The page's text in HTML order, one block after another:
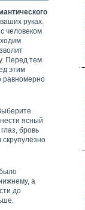
руках.
человеком
Перед тем
этим
равномерно
ясный
бровь
а
до